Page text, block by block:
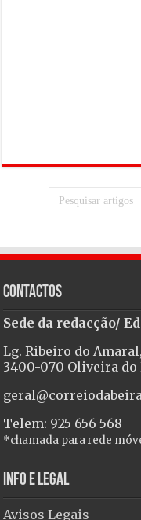
Contactos
Sede da redacção/
Lg. Ribeiro do
3400-070 Oliveira
Telem: 925 656 568
*chamada para rede
Info e Legal
Avisos Legais